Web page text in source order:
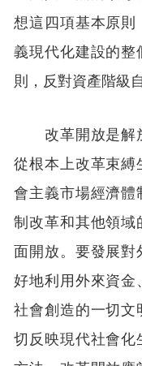
想這四項基本原
義現代化建設的
則，反對資產階級
改革開放是解
從根本上改革束
會主義市場經濟
制改革和其他領
面開放。要發展
好地利用外來資
社會創造的一切
切反映現代社會